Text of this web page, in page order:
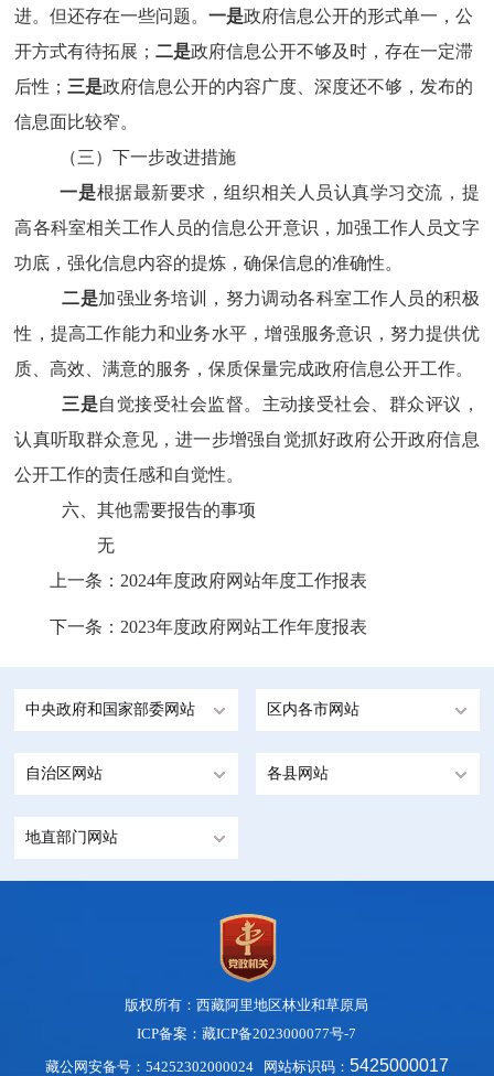
进。但还存在一些问题。一是政府信息公开的形式单一，公
开方式有待拓展；二是政府信息公开不够及时，存在一定滞
后性； 三是政府信息公开的内容广度、深度还不够，发布的
信息面比较窄。
（三）下一步改进措施
一是根据最新要求，组织相关人员认真学习交流，提
高各科室相关工作人员的信息公开意识，加强工作人员文字
功底，强化信息内容的提炼，确保信息的准确性。
二是加强业务培训，努力调动各科室工作人员的积极
性，提高工作能力和业务水平，增强服务意识，努力提供优
质、高效、满意的服务，保质保量完成政府信息公开工作。
三是自觉接受社会监督。主动接受社会、群众评议，
认真听取群众意见，进一步增强自觉抓好政府公开政府信息
公开工作的责任感和自觉性。
六、其他需要报告的事项
无
上一条： 2024年度政府网站年度工作报表
下一条： 2023年度政府网站工作年度报表
中央政府和国家部委网站 区内各市网站
自治区网站 各县网站
地直部门网站
版权所有：西藏阿里地区林业和草原局
ICP备案：藏ICP备2023000077号-7
藏公网安备号：54252302000024
网站标识码： 5425000017